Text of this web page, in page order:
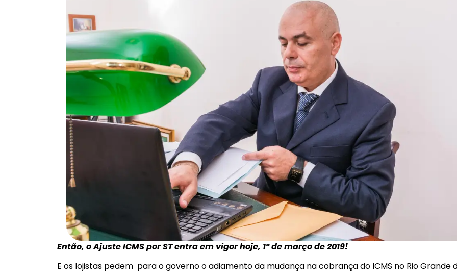
Então, o Ajuste ICMS por ST entra em vigor hoje, 1º de março de 2019!
E os lojistas pedem para o governo o adiamento da mudança na cobrança do ICMS no Rio Grande